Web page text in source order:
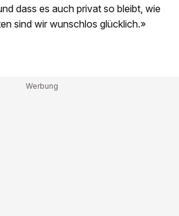
dass es auch privat so bleibt, wie
sind wir wunschlos glücklich.»